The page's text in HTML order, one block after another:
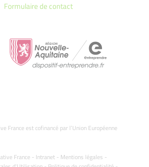
Formulaire de contact
France est cofinancé par l’Union Européenne
France - Intranet- Mentions légales -